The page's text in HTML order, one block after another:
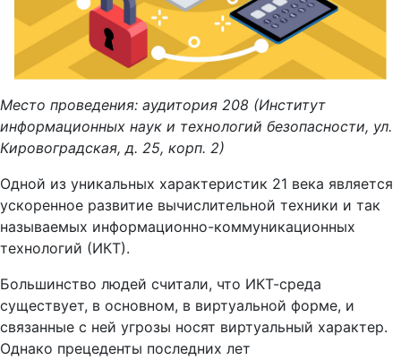
Место проведения: аудитория 208 (Институт
информационных наук и технологий безопасности, ул.
Кировоградская, д. 25, корп. 2)
Одной из уникальных характеристик 21 века является
ускоренное развитие вычислительной техники и так
называемых информационно-коммуникационных
технологий (ИКТ).
Большинство людей считали, что ИКТ-среда
существует, в основном, в виртуальной форме, и
связанные с ней угрозы носят виртуальный характер.
Однако прецеденты последних лет